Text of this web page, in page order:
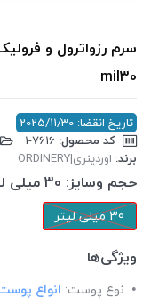
سرم رزواترول و
mil30
تاریخ انقضا: 2025/11/30
کد محصول:
برند: اوردینری|ORDINERY
حجم وسایز: 30 میلی لیتر
30 میلی لیتر
ویژگی‌ها
نوع پوست: انواع